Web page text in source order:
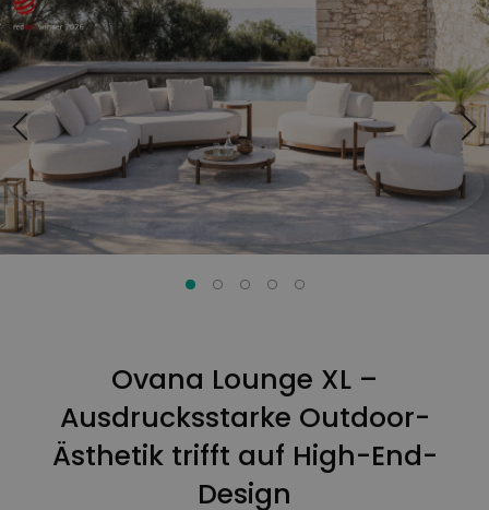
Ende
der
Bildgalerie
springen
Anfang
der
Bildgalerie
springen
Ovana Lounge XL –
Ausdrucksstarke Outdoor-
Ästhetik trifft auf High-End-
Design